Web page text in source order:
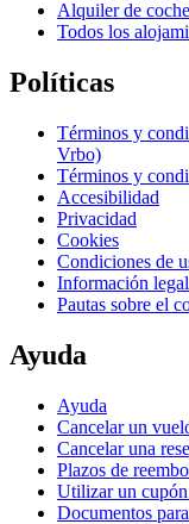
Alquiler de
Todos los
Políticas
Términos y
Vrbo)
Términos y
Accesibilidad
Privacidad
Cookies
Condiciones de
Información
Pautas sobre el
Ayuda
Ayuda
Cancelar un
Cancelar una
Plazos de
Utilizar un
Documentos